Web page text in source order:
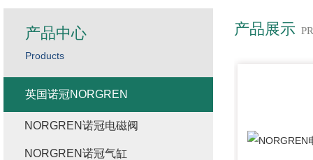
产品展示
产品中心
Products
英国诺冠NORGREN
NORGREN诺冠电磁阀
NORGREN诺冠气缸